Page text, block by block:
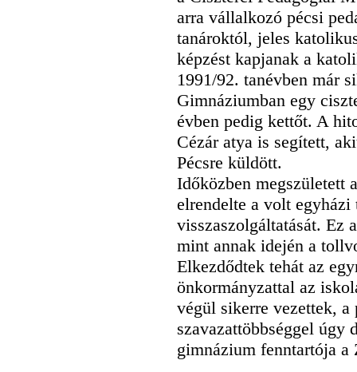
arra vállalkozó pécsi
tanároktól, jeles
képzést kapjanak a
1991/92. tanévben már
Gimnáziumban egy
évben pedig kettőt. A
Cézár atya is segített,
Pécsre küldött.
Időközben
elrendelte a volt
visszaszolgáltatását. Ez
mint annak idején a
Elkezdődtek tehát az
önkormányzattal az
végül sikerre vezettek,
szavazattöbbséggel úgy
gimnázium fenntartója